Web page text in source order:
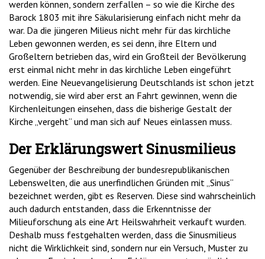
werden können, sondern zerfallen – so wie die Kirche des
Barock 1803 mit ihre Säkularisierung einfach nicht mehr da
war. Da die jüngeren Milieus nicht mehr für das kirchliche
Leben gewonnen werden, es sei denn, ihre Eltern und
Großeltern betrieben das, wird ein Großteil der Bevölkerung
erst einmal nicht mehr in das kirchliche Leben eingeführt
werden. Eine Neuevangelisierung Deutschlands ist schon jetzt
notwendig, sie wird aber erst an Fahrt gewinnen, wenn die
Kirchenleitungen einsehen, dass die bisherige Gestalt der
Kirche „vergeht“ und man sich auf Neues einlassen muss.
Der Erklärungswert Sinusmilieus
Gegenüber der Beschreibung der bundesrepublikanischen
Lebenswelten, die aus unerfindlichen Gründen mit „Sinus“
bezeichnet werden, gibt es Reserven. Diese sind wahrscheinlich
auch dadurch entstanden, dass die Erkenntnisse der
Milieuforschung als eine Art Heilswahrheit verkauft wurden.
Deshalb muss festgehalten werden, dass die Sinusmilieus
nicht die Wirklichkeit sind, sondern nur ein Versuch, Muster zu